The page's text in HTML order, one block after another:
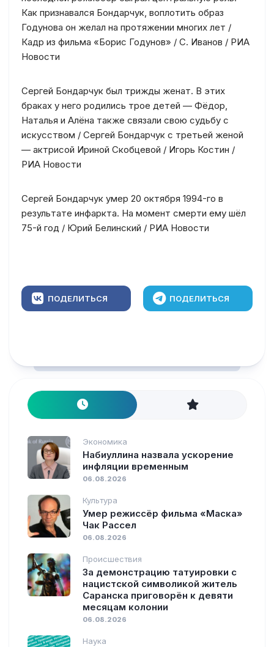
Как признавался Бондарчук, воплотить образ
Годунова он желал на протяжении многих лет /
Кадр из фильма «Борис Годунов» / С. Иванов / РИА
Новости
Сергей Бондарчук был трижды женат. В этих
браках у него родились трое детей — Фёдор,
Наталья и Алёна также связали свою судьбу с
искусством / Сергей Бондарчук с третьей женой
— актрисой Ириной Скобцевой / Игорь Костин /
РИА Новости
Сергей Бондарчук умер 20 октября 1994-го в
результате инфаркта. На момент смерти ему шёл
75-й год / Юрий Белинский / РИА Новости
ПОДЕЛИТЬСЯ ПОДЕЛИТЬСЯ
Экономика
Набиуллина назвала ускорение
инфляции временным
06.08.2026
Культура
Умер режиссёр фильма «Маска»
Чак Рассел
06.08.2026
Происшествия
За демонстрацию татуировки с
нацистской символикой житель
Саранска приговорён к девяти
месяцам колонии
06.08.2026
Наука